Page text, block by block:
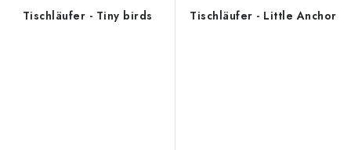
Tischläufer - Tiny birds Tischläufer - Little Anchor